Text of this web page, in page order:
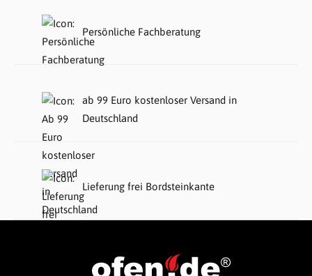
Persönliche Fachberatung
ab 99 Euro kostenloser Versand in
Deutschland
Lieferung frei Bordsteinkante